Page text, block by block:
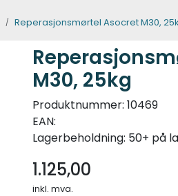
Reperasjonsmørtel Asocret M30,
M30, 25kg
Produktnummer: 10469
EAN:
Lagerbeholdning: 50+ på
1.125,00
inkl. mva.